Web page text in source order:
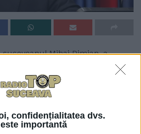
confidențialitatea dvs.
este importantă
Mihai Dimian, a
de Bacalaureat din acest an
oprite mai multe tentative de
inclusiv prin folosirea unor
într-o postare pe Facebook: